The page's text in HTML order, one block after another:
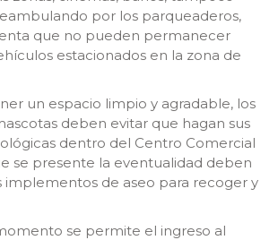
por los parqueaderos,
que no pueden permanecer
estacionados en la zona de
un espacio limpio y agradable, los
deben evitar que hagan sus
dentro del Centro Comercial
se presente la eventualidad deben
implementos de aseo para recoger y
se permite el ingreso al